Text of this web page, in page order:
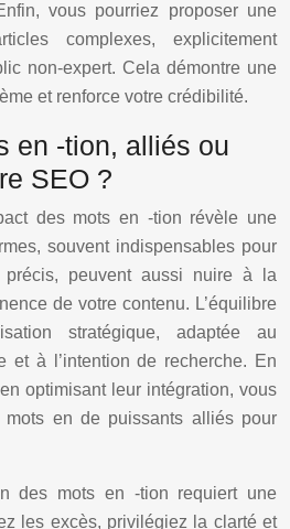
vous pourriez proposer une
complexes, explicitement
non-expert. Cela démontre une
et renforce votre crédibilité.
en -tion, alliés ou
SEO ?
des mots en -tion révèle une
souvent indispensables pour
précis, peuvent aussi nuire à la
de votre contenu. L’équilibre
stratégique, adaptée au
et à l’intention de recherche. En
optimisant leur intégration, vous
mots en de puissants alliés pour
des mots en -tion requiert une
les excès, privilégiez la clarté et